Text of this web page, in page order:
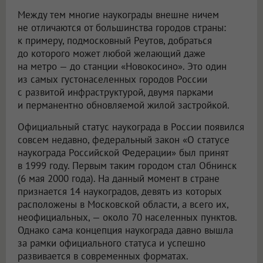
Между тем многие наукограды внешне ничем
не отличаются от большинства городов страны:
к примеру, подмосковный Реутов, добраться
до которого может любой желающий даже
на метро — до станции «Новокосино». Это один
из самых густонаселенных городов России
с развитой инфраструктурой, двумя парками
и перманентно обновляемой жилой застройкой.
Официальный статус наукограда в России появился
совсем недавно, федеральный закон «О статусе
наукограда Российской Федерации» был принят
в 1999 году. Первым таким городом стал Обнинск
(6 мая 2000 года). На данный момент в стране
признается 14 наукоградов, девять из которых
расположены в Московской области, а всего их,
неофициальных, — около 70 населенных пунктов.
Однако сама концепция наукограда давно вышла
за рамки официального статуса и успешно
развивается в современных форматах.